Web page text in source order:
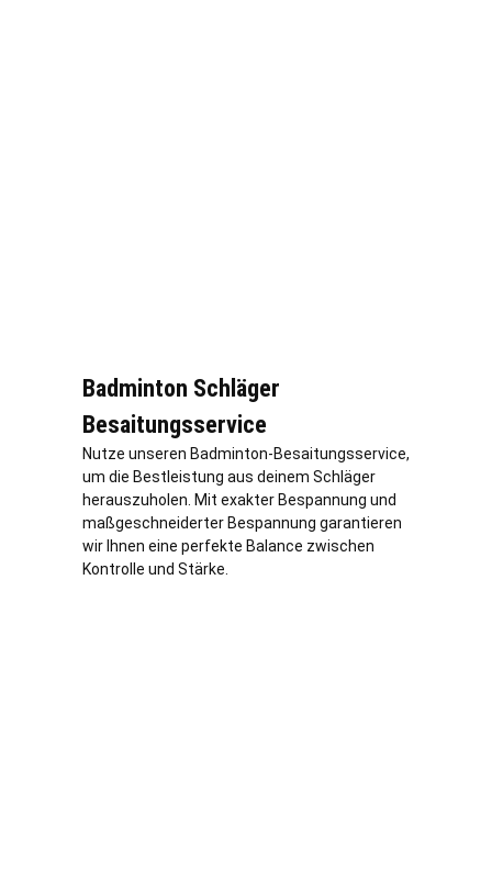
Badminton Schläger
Besaitungsservice
Nutze unseren Badminton-Besaitungsservice,
um die Bestleistung aus deinem Schläger
herauszuholen. Mit exakter Bespannung und
maßgeschneiderter Bespannung garantieren
wir Ihnen eine perfekte Balance zwischen
Kontrolle und Stärke.